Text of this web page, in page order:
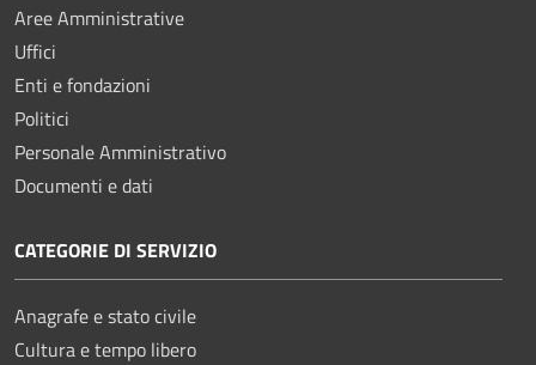
Aree Amministrative
Uffici
Enti e fondazioni
Politici
Personale Amministrativo
Documenti e dati
CATEGORIE DI SERVIZIO
Anagrafe e stato civile
Cultura e tempo libero